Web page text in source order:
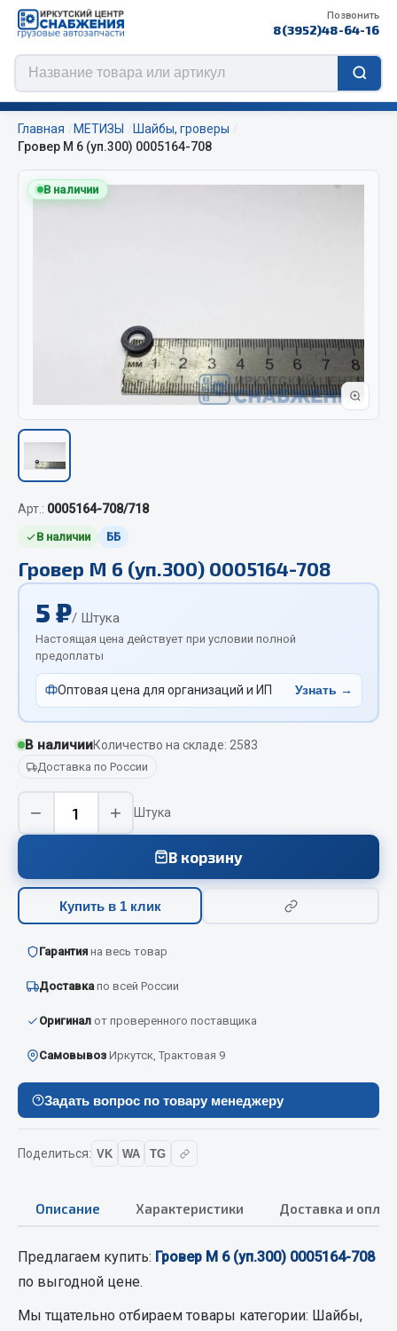
Позвонить
8(3952)48-64-16
Цепи противоскольжения
Отопители салона, подогреватели
Жидкостные подогреватели
Весь раздел
Автотовары
Автозвук
Автокаталоги
Аксессуары автомобильные
Вымпела
Показать ещё
Весь раздел
Масла
Технические жидкости
Весь раздел
МЕТИЗЫ
Кольца стопорные
Пробки
Пружины
Хомуты
Главная МЕТИЗЫ
Шайбы, гроверы
Гровер М 6 (уп.300) 0005164-708
В наличии
Арт.: 0005164-708/718
В наличии ББ
Гровер М 6 (уп.300) 0005164-708
5 ₽/ Штука
Настоящая цена действует при условии полной
предоплаты
Оптовая цена для организаций и ИП Узнать →
В наличииКоличество на складе: 2583
Доставка по России
− + Штука
В корзину
Купить в 1 клик
Гарантия на весь товар
Доставкапо всей России
Оригинал от проверенного поставщика
Самовывоз Иркутск, Трактовая 9
Задать вопрос по товару менеджеру
Поделиться: VK WA TG
Описание Характеристики Доставка и
Предлагаем купить: Гровер М 6 (уп.300) 0005164-708
по выгодной цене.
Мы тщательно отбираем товары категории: Шайбы,